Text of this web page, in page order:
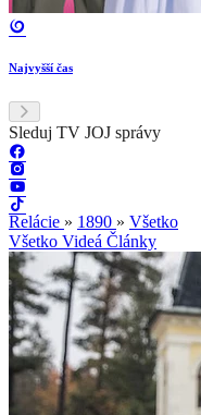
Najvyšší čas
Sleduj TV JOJ správy
Relácie » 1890 » Všetko
Všetko Videá Články